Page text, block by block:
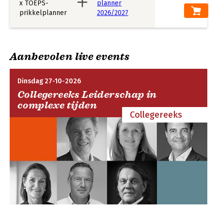
Aanbevolen live events
Dinsdag 27-10-2026
Collegereeks Leiderschap in
complexe tijden
Collegereeks